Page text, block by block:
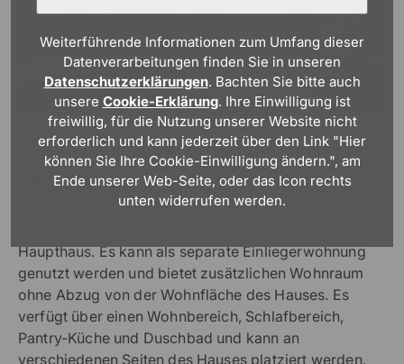
Weiterführende Informationen zum Umfang dieser
Datenverarbeitungen finden Sie in unseren
Datenschutzerklärungen. Bachten Sie bitte auch
unsere Cookie-Erklärung. Ihre Einwilligung ist
freiwillig, für die Nutzung unserer Website nicht
erforderlich und kann jederzeit über den Link "Hier
können Sie Ihre Cookie-Einwilligung ändern.", am
Ende unserer Web-Seite, oder das Icon rechts
unten widerrufen werden.
Das Anbaumodul: Apartment neben dem
Haupthaus
Das Anbaumodul ist ein versetztes Apartment mit
Haupthaus. Es kann als separate Einliegerwohnung
genutzt werden und bietet zusätzlichen Wohnraum
ohne Abzug von der Wohnfläche des Hauses. Es
verfügt über einen Wohnbereich, Schlafbereich,
Pantry-Küche und Duschbad und kann an
verschiedenen Seiten des Hauses platziert werden.